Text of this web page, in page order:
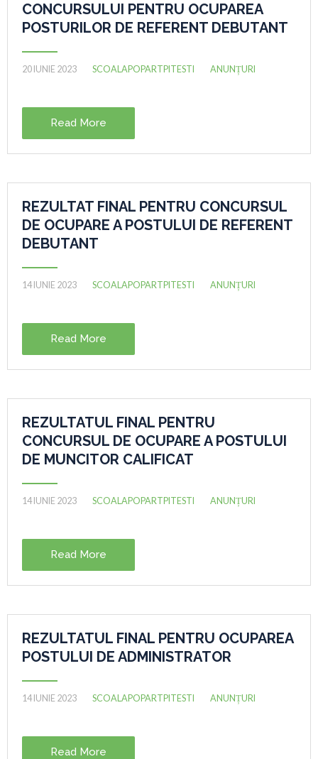
CONCURSULUI PENTRU OCUPAREA
POSTURILOR DE REFERENT DEBUTANT
20 IUNIE 2023 SCOALAPOPARTPITESTI ANUNȚURI
Read More
REZULTAT FINAL PENTRU CONCURSUL
DE OCUPARE A POSTULUI DE REFERENT
DEBUTANT
14 IUNIE 2023 SCOALAPOPARTPITESTI ANUNȚURI
Read More
REZULTATUL FINAL PENTRU
CONCURSUL DE OCUPARE A POSTULUI
DE MUNCITOR CALIFICAT
14 IUNIE 2023 SCOALAPOPARTPITESTI ANUNȚURI
Read More
REZULTATUL FINAL PENTRU OCUPAREA
POSTULUI DE ADMINISTRATOR
14 IUNIE 2023 SCOALAPOPARTPITESTI ANUNȚURI
Read More